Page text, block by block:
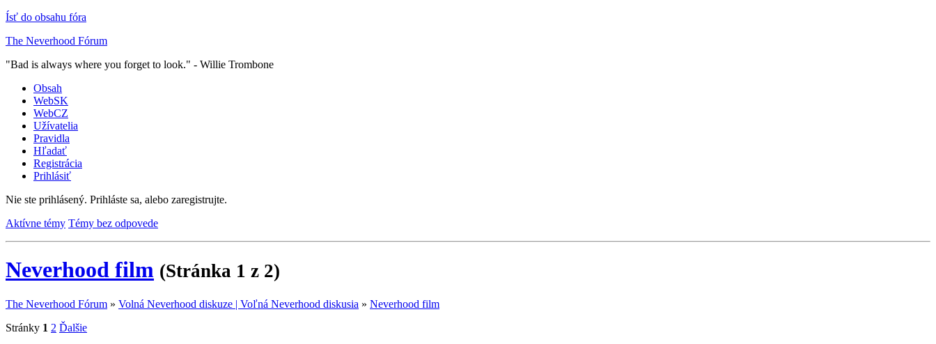
Ísť do obsahu fóra
The Neverhood Fórum
"Bad is always where you forget to look." - Willie Trombone
Obsah
WebSK
WebCZ
Užívatelia
Pravidla
Hľadať
Registrácia
Prihlásiť
Nie ste prihlásený. Prihláste sa, alebo zaregistrujte.
Aktívne témy Témy bez odpovede
Neverhood film (Stránka 1 z 2)
The Neverhood Fórum » Volná Neverhood diskuze | Voľná Neverhood diskusia » Neverhood film
Stránky 1 2 Ďalšie